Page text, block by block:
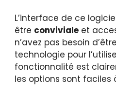
L’interface de ce
être conviviale et
n’avez pas besoin
technologie pour
fonctionnalité est
les options sont faciles